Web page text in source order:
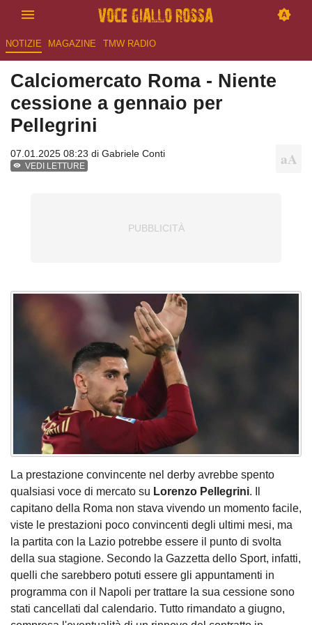
NOTIZIE MAGAZINE TMW RADIO
Calciomercato Roma - Niente
cessione a gennaio per
Pellegrini
07.01.2025 08:23 di Gabriele Conti
VEDI LETTURE
La prestazione convincente nel derby avrebbe spento
qualsiasi voce di mercato su Lorenzo Pellegrini. Il
capitano della Roma non stava vivendo un momento facile,
viste le prestazioni poco convincenti degli ultimi mesi, ma
la partita con la Lazio potrebbe essere il punto di svolta
della sua stagione. Secondo la Gazzetta dello Sport, infatti,
quelli che sarebbero potuti essere gli appuntamenti in
programma con il Napoli per trattare la sua cessione sono
stati cancellati dal calendario. Tutto rimandato a giugno,